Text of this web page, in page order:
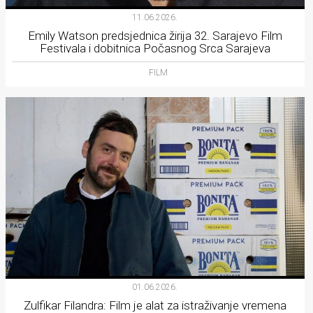
11.06.2026.
Emily Watson predsjednica žirija 32. Sarajevo Film
Festivala i dobitnica Počasnog Srca Sarajeva
FILM
01.06.2026.
Zulfikar Filandra: Film je alat za istraživanje vremena